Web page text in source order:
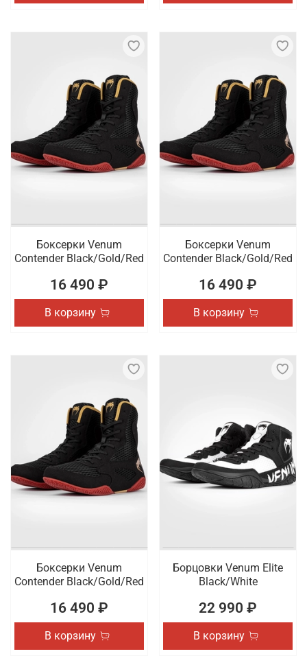
Боксерки Venum
Contender Black/Gold/Red
16 490 ₽
В корзину
Боксерки Venum
Contender Black/Gold/Red
16 490 ₽
В корзину
Боксерки Venum
Contender Black/Gold/Red
16 490 ₽
В корзину
Борцовки Venum Elite
Black/White
22 990 ₽
В корзину